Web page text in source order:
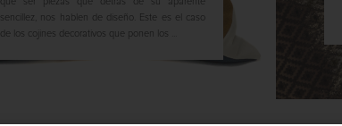
sencillez, nos hablen de diseño. Este es el caso
de los cojines decorativos que ponen los ...